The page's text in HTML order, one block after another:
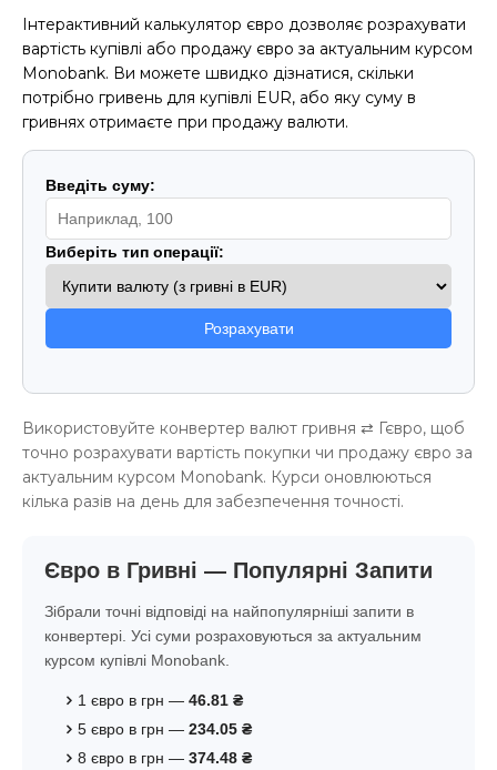
Інтерактивний калькулятор євро дозволяє розрахувати
вартість купівлі або продажу євро за актуальним курсом
Monobank. Ви можете швидко дізнатися, скільки
потрібно гривень для купівлі EUR, або яку суму в
гривнях отримаєте при продажу валюти.
Введіть суму:
Виберіть тип операції:
Розрахувати
Використовуйте конвертер валют гривня ⇄ Гєвро, щоб
точно розрахувати вартість покупки чи продажу євро за
актуальним курсом Monobank. Курси оновлюються
кілька разів на день для забезпечення точності.
Євро в Гривні — Популярні Запити
Зібрали точні відповіді на найпопулярніші запити в
конвертері. Усі суми розраховуються за актуальним
курсом купівлі Monobank.
1 євро в грн — 46.81 ₴
5 євро в грн — 234.05 ₴
8 євро в грн — 374.48 ₴